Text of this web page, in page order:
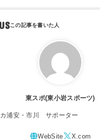
東スポ(東小岩スポーツ)
浦安・市川 サポーター